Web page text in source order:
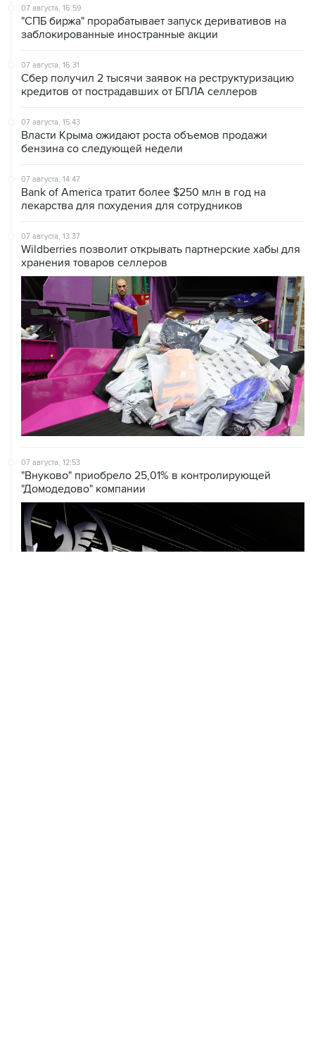
07 августа, 16:59
"СПБ биржа" прорабатывает запуск деривативов на
заблокированные иностранные акции
07 августа, 16:31
Сбер получил 2 тысячи заявок на реструктуризацию
кредитов от пострадавших от БПЛА селлеров
07 августа, 15:43
Власти Крыма ожидают роста объемов продажи
бензина со следующей недели
07 августа, 14:47
Bank of America тратит более $250 млн в год на
лекарства для похудения для сотрудников
07 августа, 13:37
Wildberries позволит открывать партнерские хабы для
хранения товаров селлеров
07 августа, 12:53
"Внуково" приобрело 25,01% в контролирующей
"Домодедово" компании